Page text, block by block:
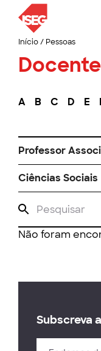
Início/ Pessoas
A B C D E
Professor
Ciências Sociais
Não foram
Subscreva